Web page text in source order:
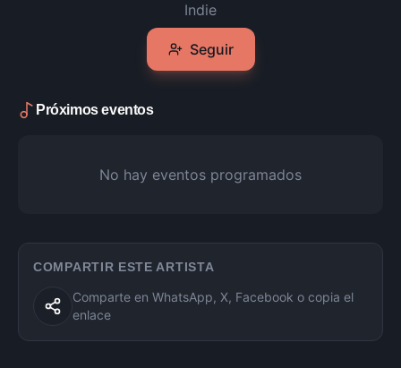
Indie
Seguir
Próximos eventos
No hay eventos programados
COMPARTIR ESTE ARTISTA
Comparte en WhatsApp, X, Facebook o copia el
enlace